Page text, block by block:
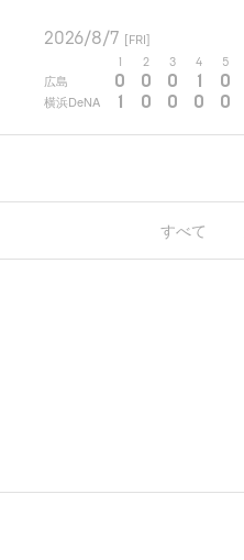
2026/8/7 [FRI]
2 3 4 5
広島 0 0 0 1 0
横浜DeNA 1 0 0 0 0
すべて